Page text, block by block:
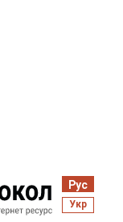
Рус
Укр